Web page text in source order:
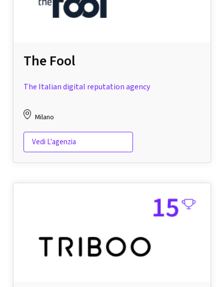
The Fool
The Italian digital reputation agency
Milano
Vedi L'agenzia